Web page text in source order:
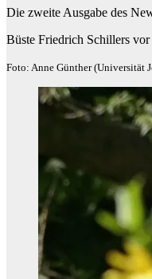
Die zweite Ausgabe des
Büste Friedrich Schillers
Foto: Anne Günther (Universität